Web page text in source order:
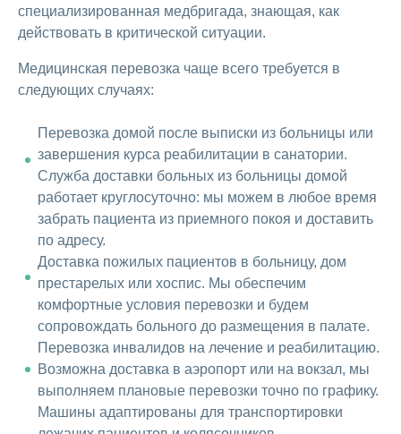
специализированная медбригада, знающая, как
действовать в критической ситуации.
Медицинская перевозка чаще всего требуется в
следующих случаях:
Перевозка домой после выписки из больницы или
завершения курса реабилитации в санатории.
Служба доставки больных из больницы домой
работает круглосуточно: мы можем в любое время
забрать пациента из приемного покоя и доставить
по адресу.
Доставка пожилых пациентов в больницу, дом
престарелых или хоспис. Мы обеспечим
комфортные условия перевозки и будем
сопровождать больного до размещения в палате.
Перевозка инвалидов на лечение и реабилитацию.
Возможна доставка в аэропорт или на вокзал, мы
выполняем плановые перевозки точно по графику.
Машины адаптированы для транспортировки